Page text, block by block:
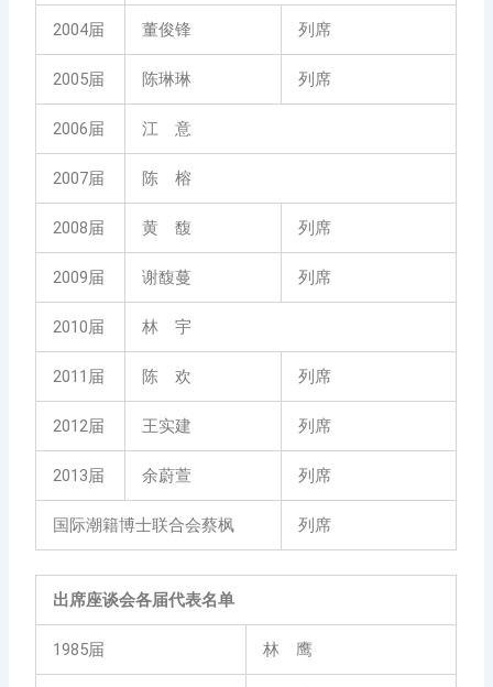
2004届 董俊锋 列席
2005届 陈琳琳 列席
2006届 江 意
2007届 陈 榕
2008届 黄 馥 列席
2009届 谢馥蔓 列席
2010届 林 宇
2011届 陈 欢 列席
2012届 王实建 列席
2013届 余蔚萱 列席
国际潮籍博士联合会蔡枫 列席
出席座谈会各届代表名单
1985届 林 鹰